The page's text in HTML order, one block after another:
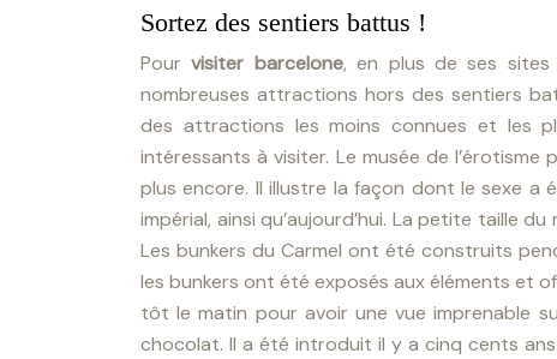
Sortez des sentiers battus !
Pour visiter barcelone, en plus de ses sites
nombreuses attractions hors des sentiers
des attractions les moins connues et les
intéressants à visiter. Le musée de
plus encore. Il illustre la façon dont le sexe a
impérial, ainsi qu’aujourd’hui. La petite taille
Les bunkers du Carmel ont été construits
les bunkers ont été exposés aux éléments et
tôt le matin pour avoir une vue imprenable
chocolat. Il a été introduit il y a cinq cents